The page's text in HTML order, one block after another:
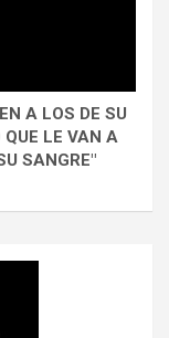
A LOS DE SU
QUE LE VAN A
SANGRE"